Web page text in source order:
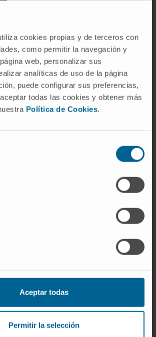
cookies propias y de terceros con
como permitir la navegación y
web, personalizar sus
analíticas de uso de la página
puede configurar sus preferencias,
todas las cookies y obtener más
Política de Cookies.
Aceptar todas
Permitir la selección
frecuentes
la llama también
fijación?
es el nombre clásico del
el cual un estímulo nuevo se
Cuando este proceso
apareciendo en manuales de
por considerar que describe
la persona su identidad?
autobiográficos previos a la
quién se es, de la propia
se pierde es la capacidad de
capítulos a esa biografía.